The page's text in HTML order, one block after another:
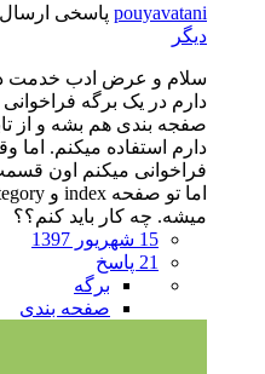
pouyavatani پاسخی
دیگر
سلام و عرض ادب خدمت
دارم در یک برگه
دارم استفاده میکنم. اما
فراخوانی میکنم اون
میشه. چه کار باید کنم؟؟
15 شهریور 1397
21 پاسخ
برگه
صفحه بندی